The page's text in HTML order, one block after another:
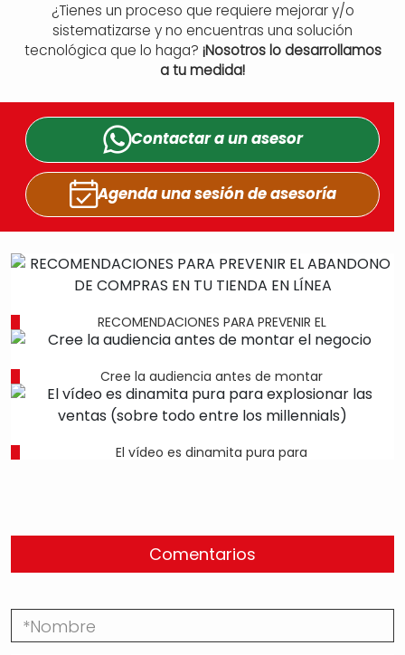
¿Tienes un proceso que requiere mejorar y/o
sistematizarse y no encuentras una solución
tecnológica que lo haga? ¡Nosotros lo desarrollamos
a tu medida!
Contactar a unasesor
Agenda una sesiónde asesoría
RECOMENDACIONES PARA PREVENIR EL
Cree la audiencia antes de montar
El vídeo es dinamita pura para
Comentarios